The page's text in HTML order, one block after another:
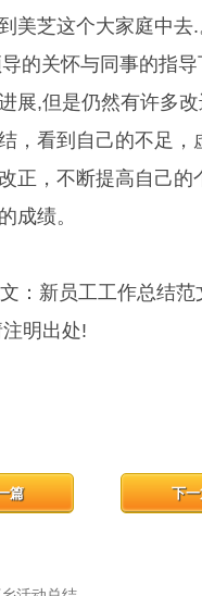
美芝这个大家庭中去.
的关怀与同事的指导
展,但是仍然有许多
，看到自己的不足，
正，不断提高自己的
成绩。
：新员工工作总结范
明出处!
下一
篇